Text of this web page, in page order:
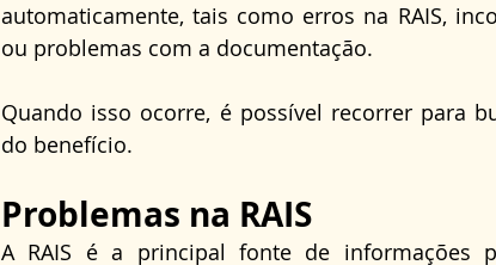
automaticamente, tais como erros na RAIS,
ou problemas com a documentação.
Quando isso ocorre, é possível recorrer para
do benefício.
Problemas na RAIS
A RAIS é a principal fonte de informações